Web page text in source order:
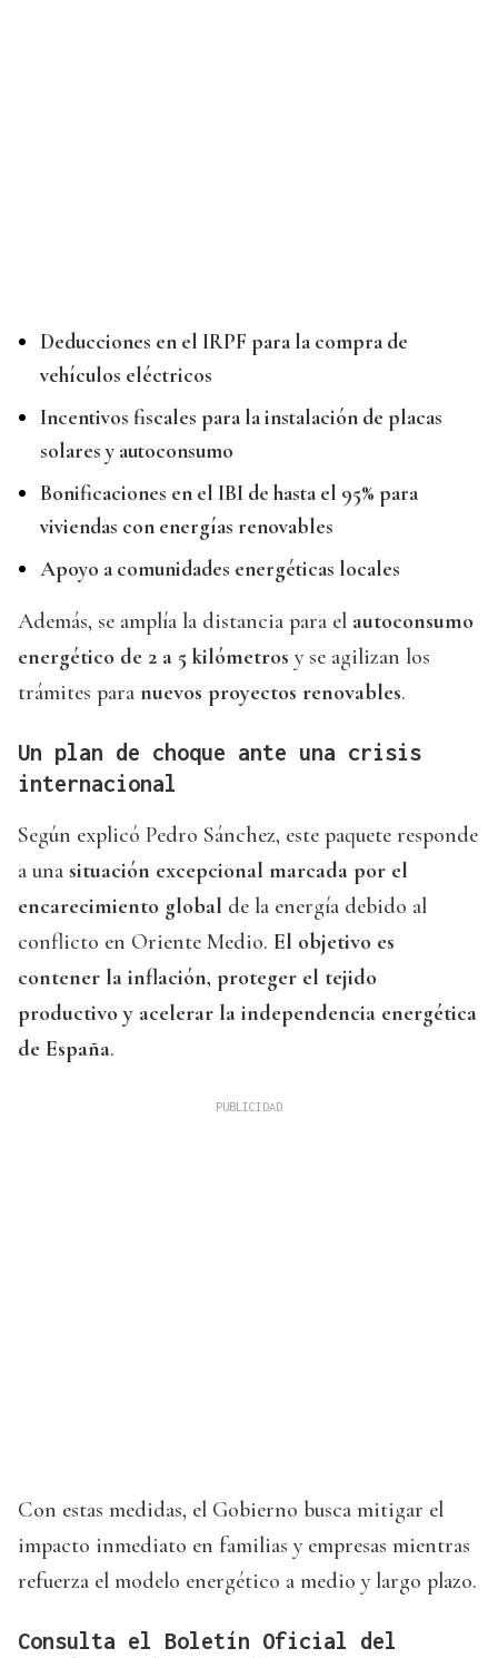
Deducciones en el IRPF para la compra de
vehículos eléctricos
Incentivos fiscales para la instalación de placas
solares y autoconsumo
Bonificaciones en el IBI de hasta el 95% para
viviendas con energías renovables
Apoyo a comunidades energéticas locales
Además, se amplía la distancia para el autoconsumo
energético de 2 a 5 kilómetros y se agilizan los
trámites para nuevos proyectos renovables.
Un plan de choque ante una crisis
internacional
Según explicó Pedro Sánchez, este paquete responde
a una situación excepcional marcada por el
encarecimiento global de la energía debido al
conflicto en Oriente Medio. El objetivo es
contener la inflación, proteger el tejido
productivo y acelerar la independencia energética
de España.
Con estas medidas, el Gobierno busca mitigar el
impacto inmediato en familias y empresas mientras
refuerza el modelo energético a medio y largo plazo.
Consulta el Boletín Oficial del